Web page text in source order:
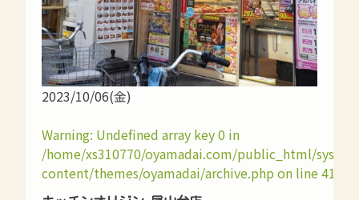
2023/10/06(金)
Warning: Undefined array key 0 in
/home/xs310770/oyamadai.com/public_html/
content/themes/oyamadai/archive.phpon line41